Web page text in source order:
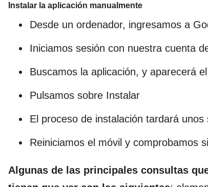
Instalar la aplicación manualmente
Desde un ordenador, ingresamos a
Iniciamos sesión con nuestra cuenta
Buscamos la aplicación, y aparecerá
Pulsamos sobre Instalar
El proceso de instalación tardará unos
Reiniciamos el móvil y comprobamos
Algunas de las principales consultas